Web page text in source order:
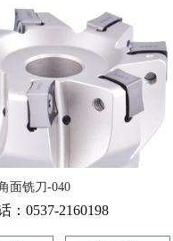
面铣刀-040
：0537-2160198